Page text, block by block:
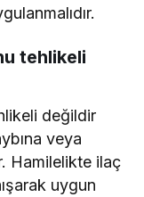
tehlikeli
değildir
veya
Hamilelikte ilaç
uygun